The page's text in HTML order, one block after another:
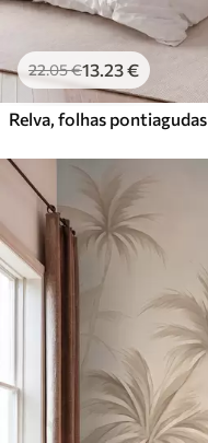
22.05€13.23€
Relva, folhas pontiagudas